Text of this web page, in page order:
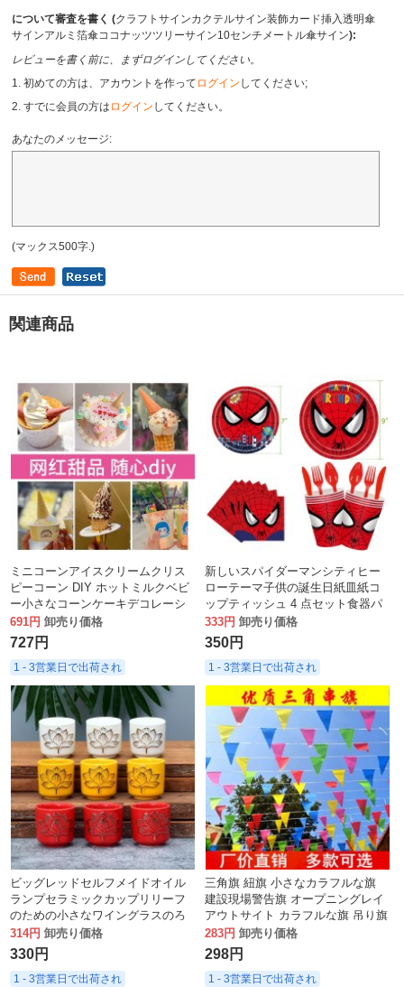
について審査を書く (クラフトサインカクテルサイン装飾カード挿入透明傘
サインアルミ箔傘ココナッツツリーサイン10センチメートル傘サイン):
レビューを書く前に、まずログインしてください。
1. 初めての方は、アカウントを作って ログイン してください;
2. すでに会員の方は ログイン してください。
あなたのメッセージ:
(マックス500字.)
関連商品
ミニコーンアイスクリームクリス
ピーコーン DIY ホットミルクベビ
ー小さなコーンケーキデコレーシ
ョン残留アイスオーナメントメー
カー
691円 卸売り価格
727円
1 - 3営業日で出荷され
新しいスパイダーマンシティヒー
ローテーマ子供の誕生日紙皿紙コ
ップティッシュ 4 点セット食器パ
ーティー用品
333円 卸売り価格
350円
1 - 3営業日で出荷され
ビッグレッドセルフメイドオイル
ランプセラミックカップリリーフ
のための小さなワイングラスのろ
うそくの仏仏はすべて、仏のフロ
ントカップを完成させて結婚しま
314円 卸売り価格
330円
1 - 3営業日で出荷され
三角旗 紐旗 小さなカラフルな旗
建設現場警告旗 オープニングレイ
アウトサイト カラフルな旗 吊り旗
装飾
283円 卸売り価格
298円
1 - 3営業日で出荷され